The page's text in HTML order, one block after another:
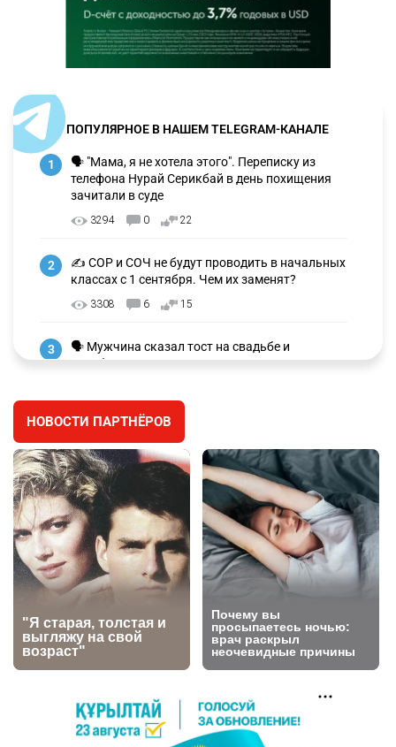
ПОПУЛЯРНОЕ В НАШЕМ TELEGRAM-КАНАЛЕ
1
🗣 "Мама, я не хотела этого". Переписку из
телефона Нурай Серикбай в день похищения
зачитали в суде
3294 0 22
2
✍️ СОР и СОЧ не будут проводить в начальных
классах с 1 сентября. Чем их заменят?
3308 6 15
3
🗣 Мужчина сказал тост на свадьбе и
заработал уголовное дело
🐏 Скота больше, а мясо дороже. Почему в
Казахстане продолжают расти цены на
баранину и конину
2708
5
⚠️ Доброе утро, друзья! Предлагаем обзор
главных новостей за 4 августа
2805 0 1
6
🗣Глава государства направил телеграмму
соболезнования родным и близким Халық
қаһарманы Ивана Гапича
2780 2 42
🇫🇷 Клуб ПСЖ объявил об открытии своей
футбольной академии в Астане
НОВОСТИ ПАРТНЁРОВ